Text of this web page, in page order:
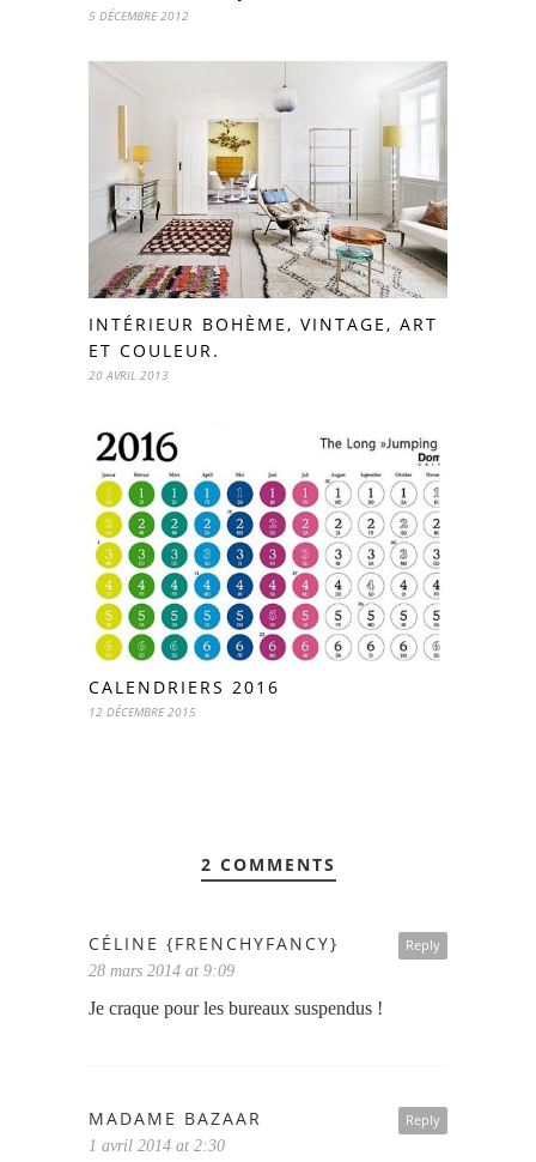
5 DÉCEMBRE 2012
INTÉRIEUR BOHÈME, VINTAGE, ART
ET COULEUR.
20 AVRIL 2013
CALENDRIERS 2016
12 DÉCEMBRE 2015
2 COMMENTS
Reply
CÉLINE {FRENCHYFANCY}
28 mars 2014 at 9:09
Je craque pour les bureaux suspendus !
Reply
MADAME BAZAAR
1 avril 2014 at 2:30